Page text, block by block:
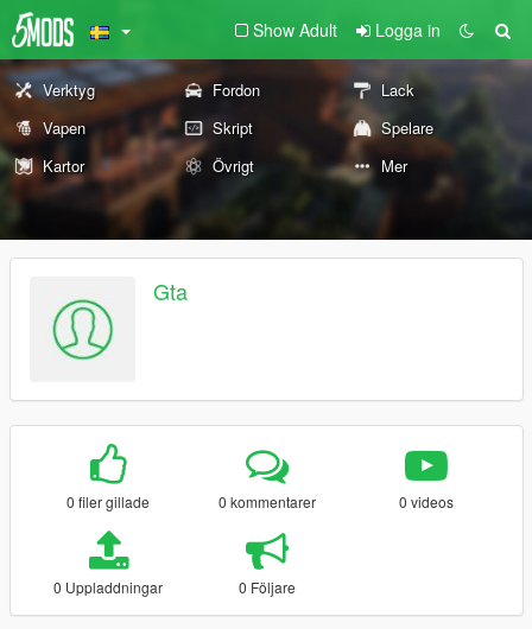
Show Adult Logga in
Verktyg Fordon
Lack
Vapen
Skript
Spelare
Kartor
Övrigt Mer
Gta
0 filer gillade 0 kommentarer 0 videos
0 Uppladdningar 0 Följare